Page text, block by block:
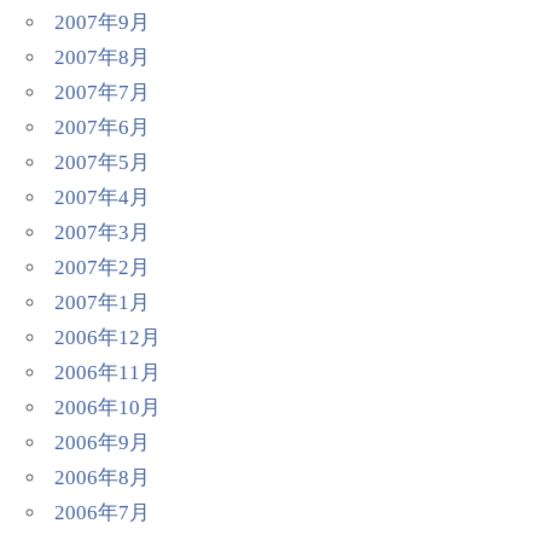
2007年9月
2007年8月
2007年7月
2007年6月
2007年5月
2007年4月
2007年3月
2007年2月
2007年1月
2006年12月
2006年11月
2006年10月
2006年9月
2006年8月
2006年7月